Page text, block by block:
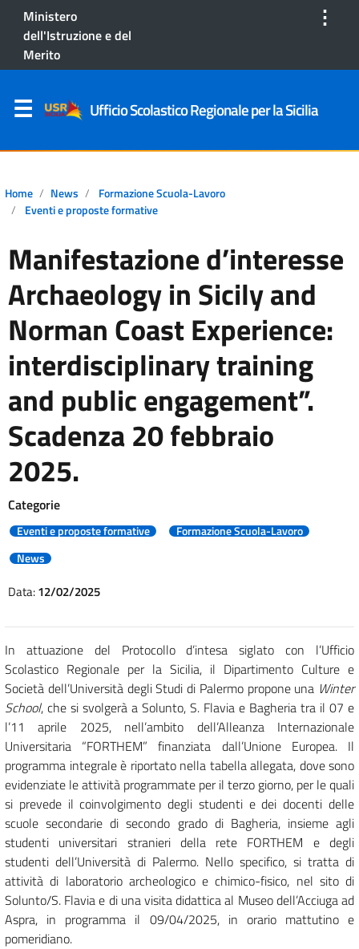
Ministero
dell'Istruzione e del
Merito
⋮
Ufficio Scolastico Regionale per la Sicilia
Home News
Formazione Scuola-Lavoro
Eventi e proposte formative
Manifestazione d’interesse
Archaeology in Sicily and
Norman Coast Experience:
interdisciplinary training
and public engagement”.
Scadenza 20 febbraio
2025.
Categorie
Eventi e proposte formative
Formazione Scuola-Lavoro
News
Data:12/02/2025
In attuazione del Protocollo d’intesa siglato con l’Ufficio
Scolastico Regionale per la Sicilia, il Dipartimento Culture e
Società dell’Università degli Studi di Palermo propone una Winter
School, che si svolgerà a Solunto, S. Flavia e Bagheria tra il 07 e
l’11 aprile 2025, nell’ambito dell’Alleanza Internazionale
Universitaria “FORTHEM” finanziata dall’Unione Europea. Il
programma integrale è riportato nella tabella allegata, dove sono
evidenziate le attività programmate per il terzo giorno, per le quali
si prevede il coinvolgimento degli studenti e dei docenti delle
scuole secondarie di secondo grado di Bagheria, insieme agli
studenti universitari stranieri della rete FORTHEM e degli
studenti dell’Università di Palermo. Nello specifico, si tratta di
attività di laboratorio archeologico e chimico-fisico, nel sito di
Solunto/S. Flavia e di una visita didattica al Museo dell’Acciuga ad
Aspra, in programma il 09/04/2025, in orario mattutino e
pomeridiano.